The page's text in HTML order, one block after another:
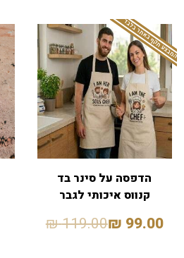
המבצע תקף באתר בלבד
הדפסה על סינר בד
קנווס איכותי לגבר
99.00
₪
119.00
₪